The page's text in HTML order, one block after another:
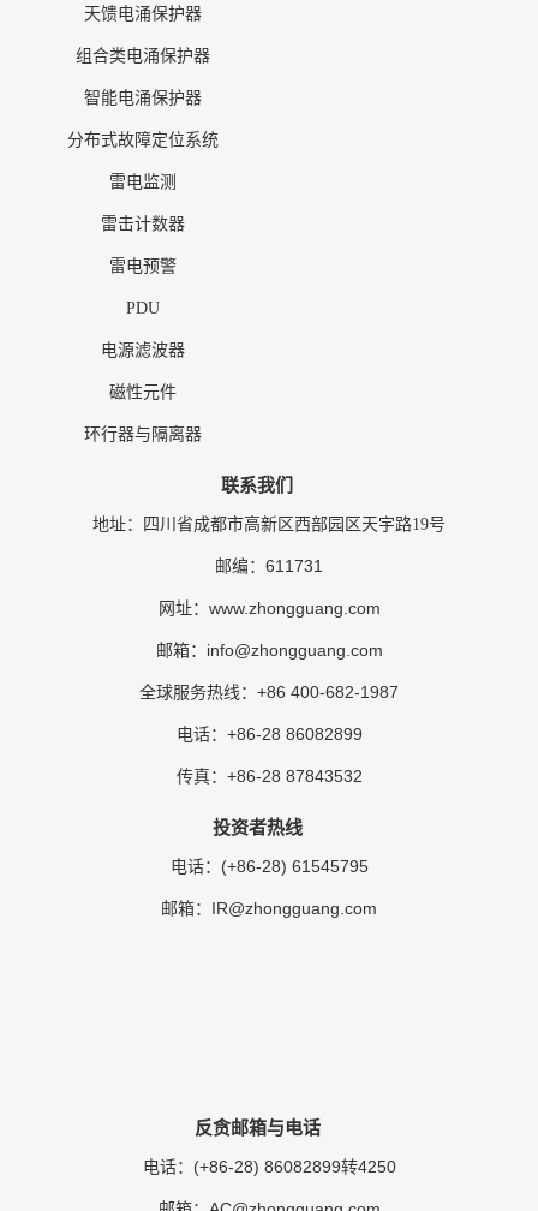
天馈电涌保护器
组合类电涌保护器
智能电涌保护器
分布式故障定位系统
雷电监测
雷击计数器
雷电预警
PDU
电源滤波器
磁性元件
环行器与隔离器
联系我们
地址：四川省成都市高新区西部园区天宇路19号
邮编： 611731
网址： www.zhongguang.com
邮箱： info@zhongguang.com
全球服务热线： +86 400-682-1987
电话： +86-28 86082899
传真： +86-28 87843532
投资者热线
电话： (+86-28) 61545795
邮箱： IR@zhongguang.com
反贪邮箱与电话
电话： (+86-28) 86082899转4250